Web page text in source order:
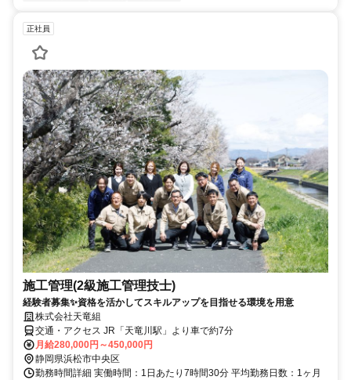
正社員
施工管理(2級施工管理技士)
経験者募集✨資格を活かしてスキルアップを目指せる環境を用意
株式会社天竜組
交通・アクセス JR「天竜川駅」より車で約7分
月給280,000円～450,000円
静岡県浜松市中央区
勤務時間詳細 実働時間：1日あたり7時間30分 平均勤務日数：1ヶ月